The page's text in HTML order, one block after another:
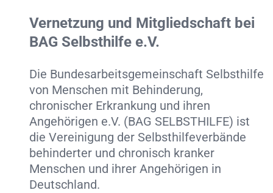
Vernetzung und Mitgliedschaft bei
BAG Selbsthilfe e.V.
Die Bundesarbeitsgemeinschaft Selbsthilfe
von Menschen mit Behinderung,
chronischer Erkrankung und ihren
Angehörigen e.V. (BAG SELBSTHILFE) ist
die Vereinigung der Selbsthilfeverbände
behinderter und chronisch kranker
Menschen und ihrer Angehörigen in
Deutschland.